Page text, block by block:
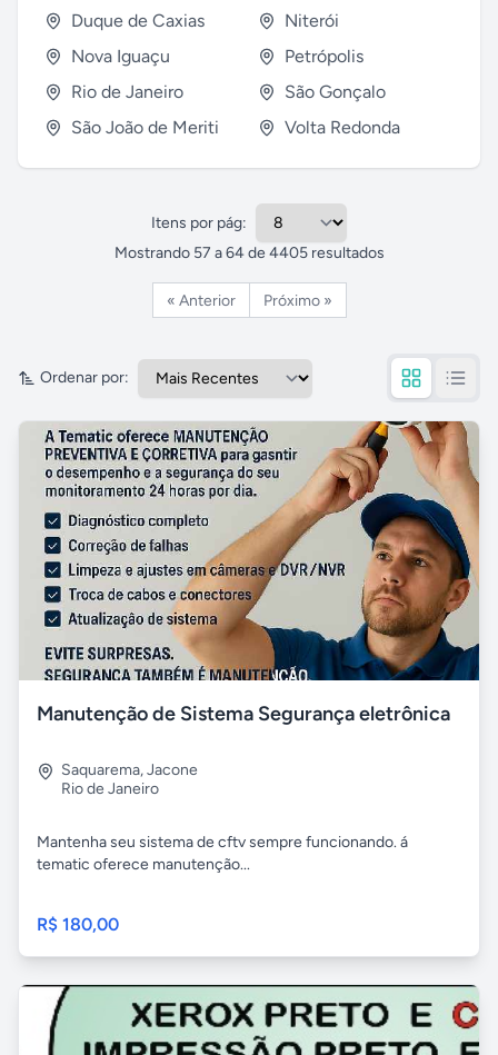
Duque de Caxias
Niterói
Nova Iguaçu
Petrópolis
Rio de Janeiro
São Gonçalo
São João de Meriti
Volta Redonda
Itens por pág:
Mostrando 57 a64de 4405resultados
« Anterior Próximo »
Ordenar por:
Manutenção de Sistema Segurança eletrônica
Saquarema,Jacone
Rio de Janeiro
Mantenha seu sistema de cftv sempre funcionando. á
tematic oferece manutenção...
R$ 180,00